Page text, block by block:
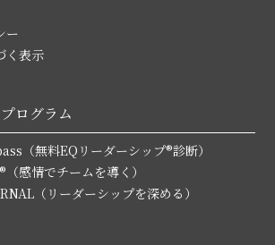
ー
く表示
ログラム
（無料EQリーダーシップ®診断）
感情でチームを導く）
（リーダーシップを深める）